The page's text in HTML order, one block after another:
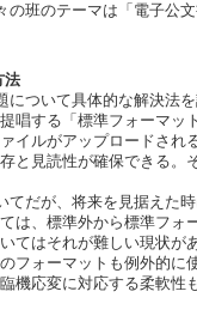
班のテーマは「電子公
法
ついて具体的な解決法
唱する「標準フォーマッ
イルがアップロードされ
と見読性が確保できる。
だが、将来を見据えた
は、標準外から標準フォ
てはそれが難しい現状が
フォーマットも例外的に
機応変に対応する柔軟性